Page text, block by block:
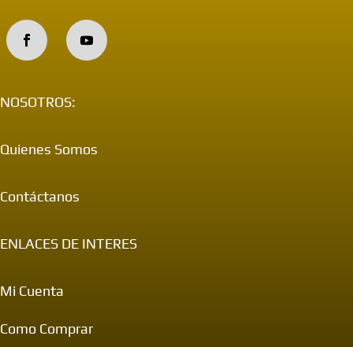
NOSOTROS:
Quienes Somos
Contáctanos
ENLACES DE INTERES
Mi Cuenta
Como Comprar